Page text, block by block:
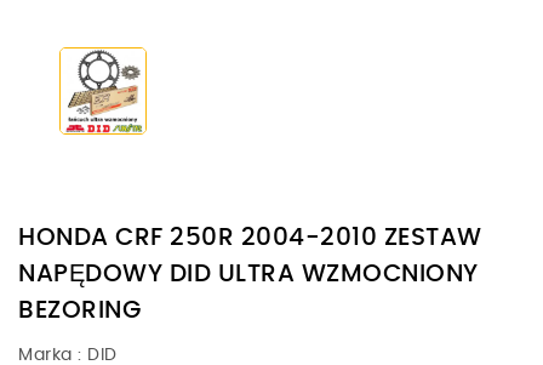
HONDA CRF 250R 2004-2010 ZESTAW
NAPĘDOWY DID ULTRA WZMOCNIONY
BEZORING
Marka : DID